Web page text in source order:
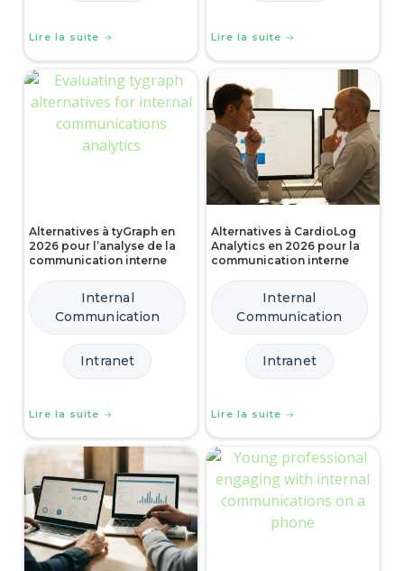
Lire la suite Lire la suite
Alternatives à tyGraph en
2026 pour l’analyse de la
communication interne
Internal
Communication
Intranet
Lire la suite
Alternatives à CardioLog
Analytics en 2026 pour la
communication interne
Internal
Communication
Intranet
Lire la suite